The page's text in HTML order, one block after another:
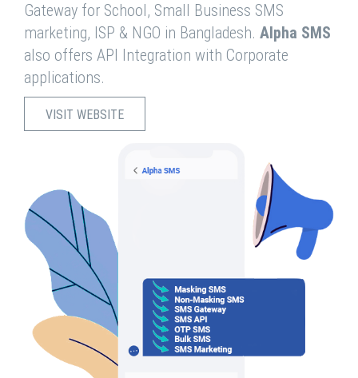
Gateway for School, Small Business SMS
marketing, ISP & NGO in Bangladesh. Alpha SMS
also offers API Integration with Corporate
applications.
VISIT WEBSITE